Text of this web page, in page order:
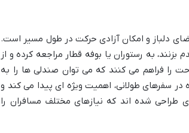
دلباز و امکان آزادی حرکت در طول مسیر است.
به رستوران یا بوفه قطار مراجعه کرده و از
را فراهم می کنند که می توان صندلی ها را به
سفرهای طولانی، اهمیت ویژه ای پیدا می کند و
طراحی شده اند که نیازهای مختلف مسافران را